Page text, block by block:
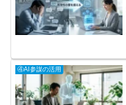
④AI参謀の活用